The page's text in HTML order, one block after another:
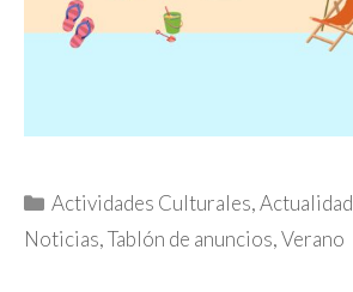
Categorías
Actividades Culturales,Actualidad
Noticias,Tablón de anuncios,Verano